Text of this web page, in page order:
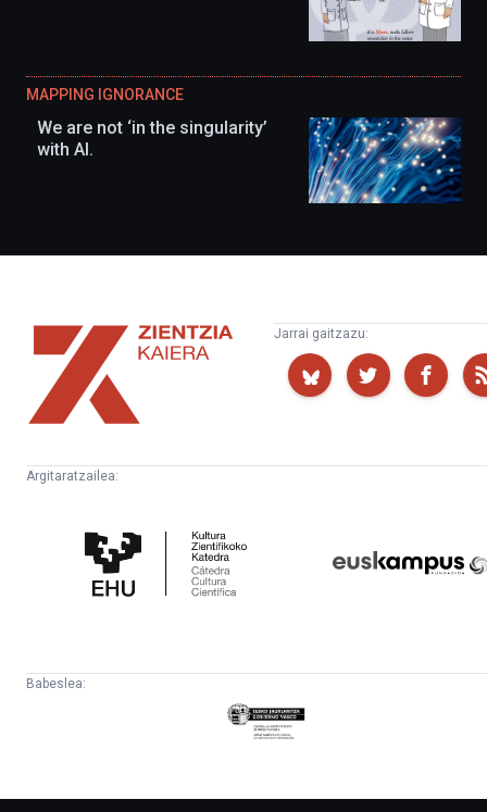
MAPPING IGNORANCE
We are not ‘in the singularity’
with AI.
Zientzia
Kaiera
Jarrai gaitzazu:
Argitaratzailea:
Zientifikoko
Katedra
Babeslea:
Eusko
Jaurlaritza